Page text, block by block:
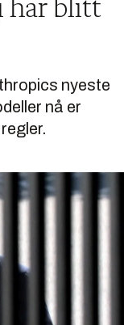
har blitt
nyeste
nå er